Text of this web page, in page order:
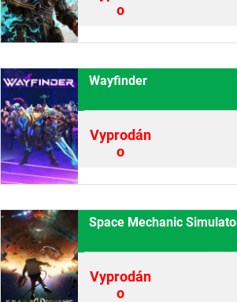
o
Wayfinder
Vyprodán
o
Space Mechanic
Vyprodán
o